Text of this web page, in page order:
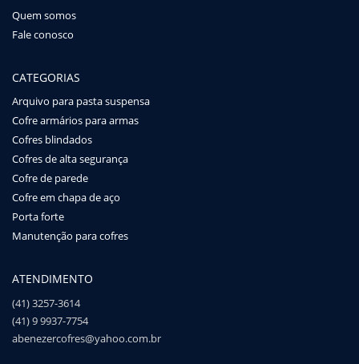
Quem somos
Fale conosco
CATEGORIAS
Arquivo para pasta suspensa
Cofre armários para armas
Cofres blindados
Cofres de alta segurança
Cofre de parede
Cofre em chapa de aço
Porta forte
Manutenção para cofres
ATENDIMENTO
(41) 3257-3614
(41) 9 9937-7754
abenezercofres@yahoo.com.br